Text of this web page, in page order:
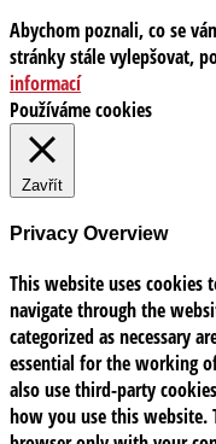
Abychom poznali, co se
stránky stále vylepšovat,
informací
Používáme cookies
Zavřít
Privacy Overview
This website uses
navigate through the
categorized as necessary
essential for the working
also use third-party
how you use this website.